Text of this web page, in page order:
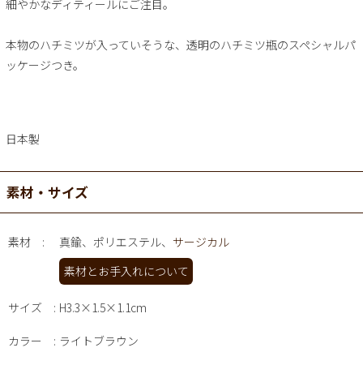
細やかなディティールにご注目。
本物のハチミツが入っていそうな、透明のハチミツ瓶のスペシャルパ
ッケージつき。
日本製
素材・サイズ
素材 真鍮、ポリエステル、 サージカル
素材とお手入れについて
サイズ H3.3×1.5×1.1cm
カラー ライトブラウン